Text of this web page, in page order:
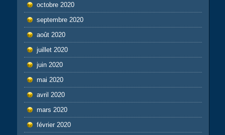
octobre 2020
septembre 2020
août 2020
juillet 2020
juin 2020
mai 2020
avril 2020
mars 2020
février 2020